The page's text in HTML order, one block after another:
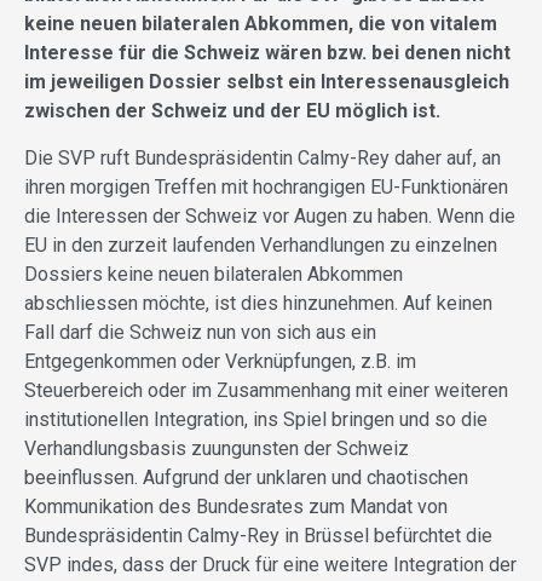
keine neuen bilateralen Abkommen, die von vitalem
Interesse für die Schweiz wären bzw. bei denen nicht
im jeweiligen Dossier selbst ein Interessenausgleich
zwischen der Schweiz und der EU möglich ist.
Die SVP ruft Bundespräsidentin Calmy-Rey daher auf, an
ihren morgigen Treffen mit hochrangigen EU-Funktionären
die Interessen der Schweiz vor Augen zu haben. Wenn die
EU in den zurzeit laufenden Verhandlungen zu einzelnen
Dossiers keine neuen bilateralen Abkommen
abschliessen möchte, ist dies hinzunehmen. Auf keinen
Fall darf die Schweiz nun von sich aus ein
Entgegenkommen oder Verknüpfungen, z.B. im
Steuerbereich oder im Zusammenhang mit einer weiteren
institutionellen Integration, ins Spiel bringen und so die
Verhandlungsbasis zuungunsten der Schweiz
beeinflussen. Aufgrund der unklaren und chaotischen
Kommunikation des Bundesrates zum Mandat von
Bundespräsidentin Calmy-Rey in Brüssel befürchtet die
SVP indes, dass der Druck für eine weitere Integration der